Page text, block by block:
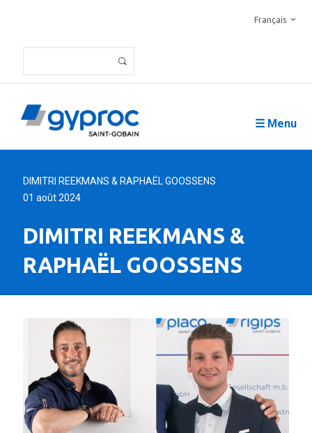
Français
☰ Menu
DIMITRI REEKMANS & RAPHAËL GOOSSENS
01 août 2024
DIMITRI REEKMANS &
RAPHAËL GOOSSENS